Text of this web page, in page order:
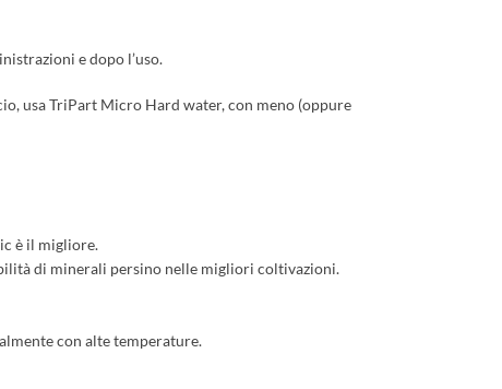
e dopo l’uso.
usa TriPart Micro Hard water, con meno (oppure
è il migliore.
di minerali persino nelle migliori coltivazioni.
con alte temperature.